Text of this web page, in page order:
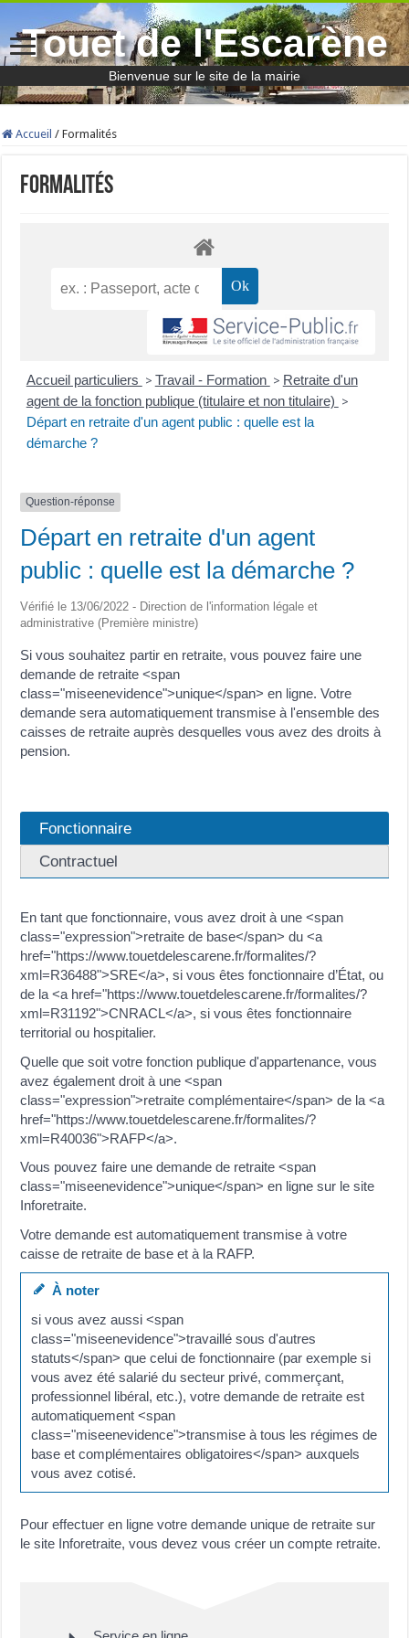
Touet de l'Escarène
Bienvenue sur le site de la mairie
Accueil / Formalités
Formalités
Accueil particuliers > Travail - Formation > Retraite d'un
agent de la fonction publique (titulaire et non titulaire) >
Départ en retraite d'un agent public : quelle est la
démarche ?
Question-réponse
Départ en retraite d'un agent
public : quelle est la démarche ?
Vérifié le 13/06/2022 - Direction de l'information légale et
administrative (Première ministre)
Si vous souhaitez partir en retraite, vous pouvez faire une
demande de retraite <span
class="miseenevidence">unique</span> en ligne. Votre
demande sera automatiquement transmise à l'ensemble des
caisses de retraite auprès desquelles vous avez des droits à
pension.
Fonctionnaire
Contractuel
En tant que fonctionnaire, vous avez droit à une <span
class="expression">retraite de base</span> du <a
href="https://www.touetdelescarene.fr/formalites/?
xml=R36488">SRE</a>, si vous êtes fonctionnaire d’État, ou
de la <a href="https://www.touetdelescarene.fr/formalites/?
xml=R31192">CNRACL</a>, si vous êtes fonctionnaire
territorial ou hospitalier.
Quelle que soit votre fonction publique d'appartenance, vous
avez également droit à une <span
class="expression">retraite complémentaire</span> de la <a
href="https://www.touetdelescarene.fr/formalites/?
xml=R40036">RAFP</a>.
Vous pouvez faire une demande de retraite <span
class="miseenevidence">unique</span> en ligne sur le site
Inforetraite.
Votre demande est automatiquement transmise à votre
caisse de retraite de base et à la RAFP.
À noter
si vous avez aussi <span
class="miseenevidence">travaillé sous d'autres
statuts</span> que celui de fonctionnaire (par exemple si
vous avez été salarié du secteur privé, commerçant,
professionnel libéral, etc.), votre demande de retraite est
automatiquement <span
class="miseenevidence">transmise à tous les régimes de
base et complémentaires obligatoires</span> auxquels
vous avez cotisé.
Pour effectuer en ligne votre demande unique de retraite sur
le site Inforetraite, vous devez vous créer un compte retraite.